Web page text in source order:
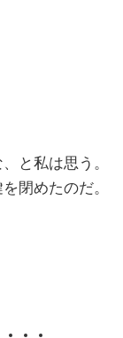
と私は思う。
閉めたのだ。